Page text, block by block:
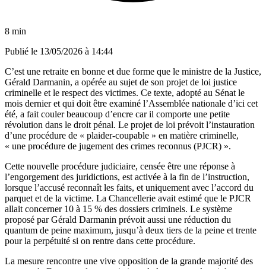
8 min
Publié le 13/05/2026 à 14:44
C’est une retraite en bonne et due forme que le ministre de la Justice,
Gérald Darmanin, a opérée au sujet de son projet de loi justice
criminelle et le respect des victimes. Ce texte, adopté au Sénat le
mois dernier et qui doit être examiné l’Assemblée nationale d’ici cet
été, a fait couler beaucoup d’encre car il comporte une petite
révolution dans le droit pénal. Le projet de loi prévoit l’instauration
d’une procédure de « plaider-coupable » en matière criminelle,
« une procédure de jugement des crimes reconnus (PJCR) ».
Cette nouvelle procédure judiciaire, censée être une réponse à
l’engorgement des juridictions, est activée à la fin de l’instruction,
lorsque l’accusé reconnaît les faits, et uniquement avec l’accord du
parquet et de la victime. La Chancellerie avait estimé que le PJCR
allait concerner 10 à 15 % des dossiers criminels. Le système
proposé par Gérald Darmanin prévoit aussi une réduction du
quantum de peine maximum, jusqu’à deux tiers de la peine et trente
pour la perpétuité si on rentre dans cette procédure.
La mesure rencontre une vive opposition de la grande majorité des